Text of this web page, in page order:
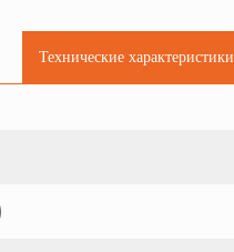
Технические характеристики